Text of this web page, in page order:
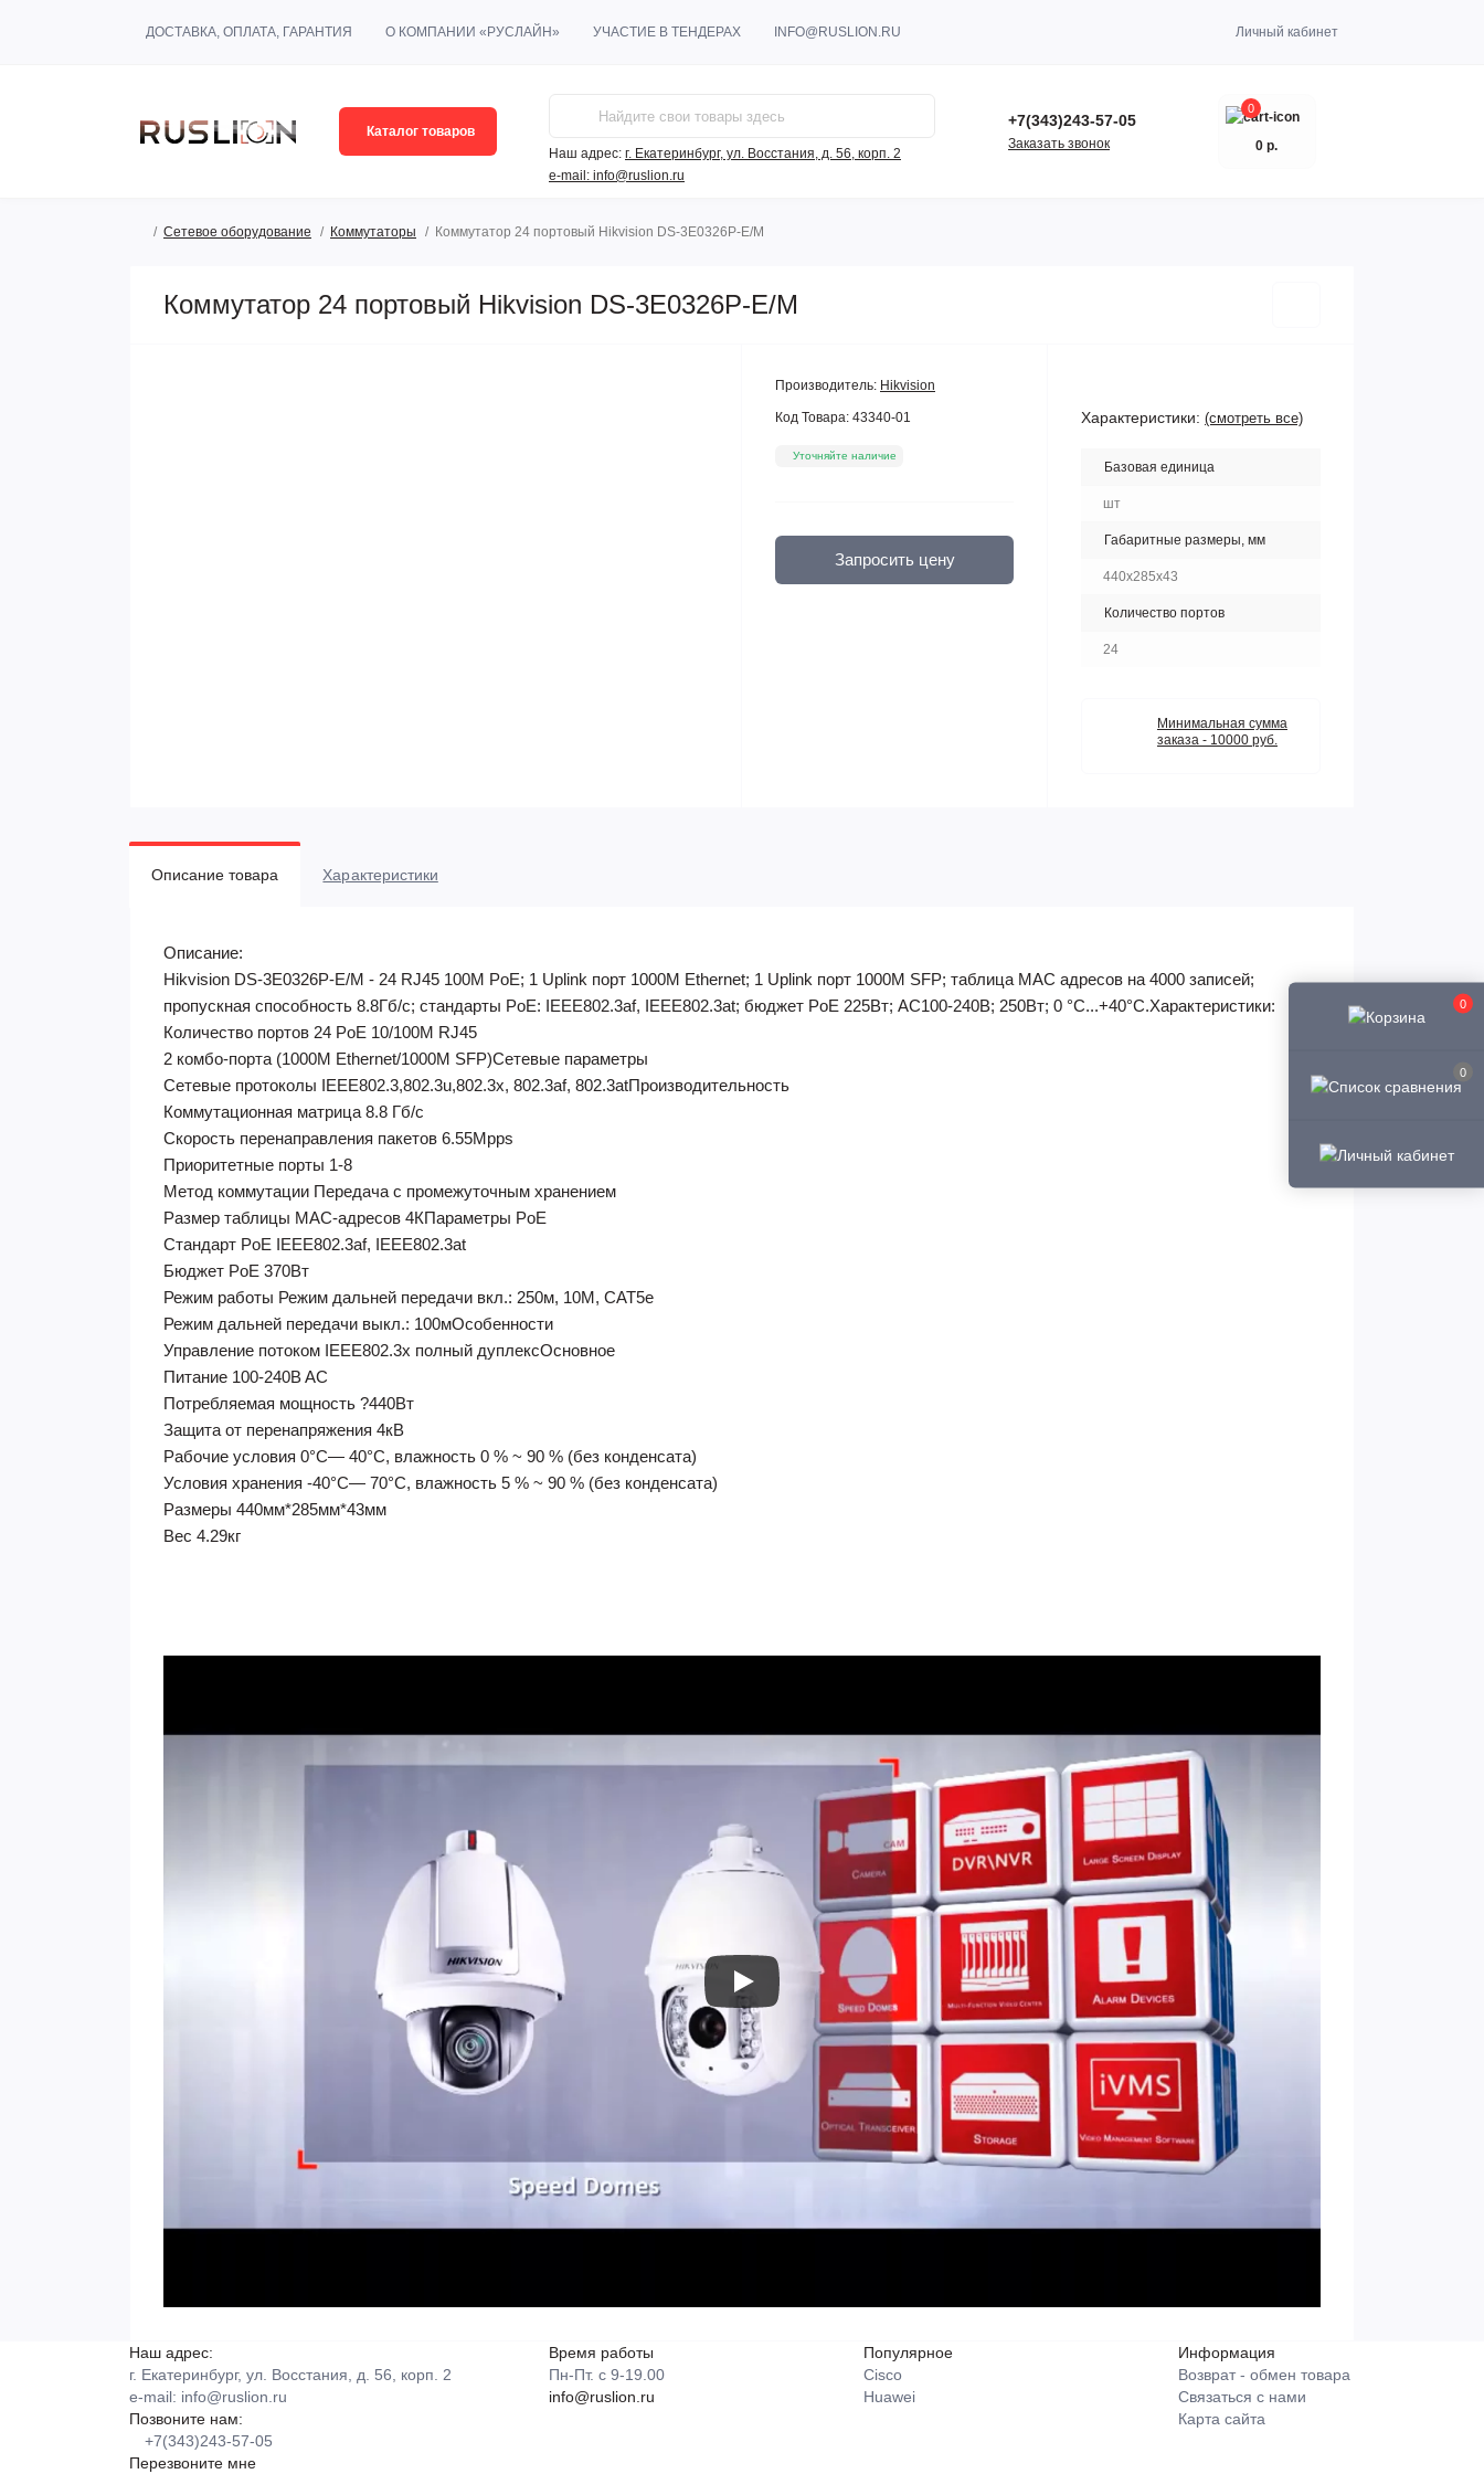
0
0
ДОСТАВКА, ОПЛАТА, ГАРАНТИЯ О КОМПАНИИ «РУСЛАЙН» УЧАСТИЕ В ТЕНДЕРАХ INFO@RUSLION.RU Личный кабинет
Каталог товаров
Наш адрес: г. Екатеринбург, ул. Восстания, д. 56, корп. 2
e-mail: info@ruslion.ru
+7(343)243-57-05
Заказать звонок
0
0 р.
Сетевое оборудование Коммутаторы Коммутатор 24 портовый Hikvision DS-3E0326P-E/M
Коммутатор 24 портовый Hikvision DS-3E0326P-E/M
Производитель: Hikvision
Код Товара: 43340-01
Уточняйте наличие
Запросить цену
Характеристики: (смотреть все)
Базовая единица
шт
Габаритные размеры, мм
440x285x43
Количество портов
24
Минимальная сумма
заказа - 10000 руб.
Описание товара Характеристики
Описание:
Hikvision DS-3E0326P-E/M - 24 RJ45 100M PoE; 1 Uplink порт 1000М Ethernet; 1 Uplink порт 1000М SFP; таблица MAC адресов на 4000 записей;
пропускная способность 8.8Гб/с; стандарты PoE: IEEE802.3af, IEEE802.3at; бюджет PoE 225Вт; AC100-240В; 250Вт; 0 °C...+40°C.Характеристики:
Количество портов 24 PoE 10/100M RJ45
2 комбо-порта (1000М Ethernet/1000M SFP)Сетевые параметры
Сетевые протоколы IEEE802.3,802.3u,802.3x, 802.3af, 802.3atПроизводительность
Коммутационная матрица 8.8 Гб/с
Скорость перенаправления пакетов 6.55Mpps
Приоритетные порты 1-8
Метод коммутации Передача с промежуточным хранением
Размер таблицы MAC-адресов 4КПараметры PoE
Стандарт PoE IEEE802.3af, IEEE802.3at
Бюджет PoE 370Вт
Режим работы Режим дальней передачи вкл.: 250м, 10М, CAT5e
Режим дальней передачи выкл.: 100мОсобенности
Управление потоком IEEE802.3x полный дуплексОсновное
Питание 100-240B AC
Потребляемая мощность ?440Вт
Защита от перенапряжения 4кВ
Рабочие условия 0°C— 40°C, влажность 0 % ~ 90 % (без конденсата)
Условия хранения -40°C— 70°C, влажность 5 % ~ 90 % (без конденсата)
Размеры 440мм*285мм*43мм
Вес 4.29кг
Наш адрес:
г. Екатеринбург, ул. Восстания, д. 56, корп. 2
e-mail: info@ruslion.ru
Позвоните нам:
+7(343)243-57-05
Перезвоните мне
Время работы
Пн-Пт. с 9-19.00
info@ruslion.ru
Популярное
Cisco
Huawei
Информация
Возврат - обмен товара
Связаться с нами
Карта сайта